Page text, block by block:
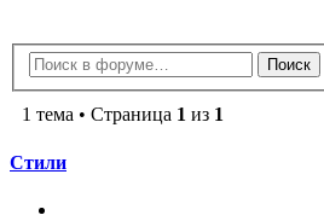
Поиск
1 тема • Страница 1 из 1
Стили